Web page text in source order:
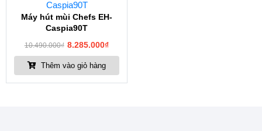
Máy hút mùi Chefs EH-
Caspia90T
10.490.000₫ 8.285.000₫
Thêm vào giỏ hàng